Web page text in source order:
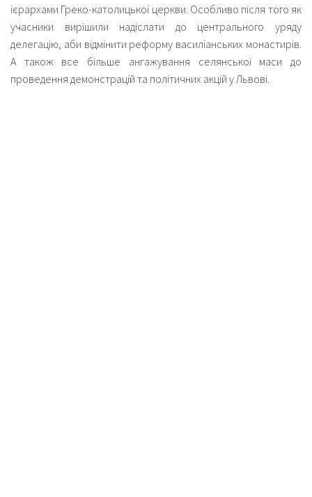
ієрархами Греко-католицької церкви. Особливо після того як
учасники вирішили надіслати до центрального уряду
делегацію, аби відмінити реформу василіанських монастирів.
А також все більше ангажування селянської маси до
проведення демонстрацій та політичних акцій у Львові.